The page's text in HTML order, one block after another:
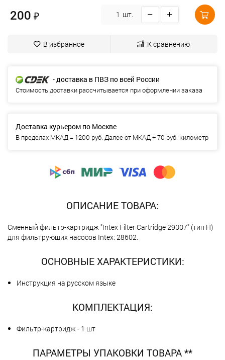
200 ₽ шт.
В избранное К сравнению
- доставка в ПВЗ по всей России
Стоимость доставки рассчитывается при оформлении заказа
Доставка курьером по Москве
В пределах МКАД = 1200 руб. Далее от МКАД + 70 руб. километр
ОПИСАНИЕ ТОВАРА:
Сменный фильтр-картридж "Intex Filter Cartridge 29007" (тип H)
для фильтрующих насосов Intex: 28602.
ОСНОВНЫЕ ХАРАКТЕРИСТИКИ:
Инструкция на русском языке
КОМПЛЕКТАЦИЯ:
Фильтр-картридж - 1 шт
ПАРАМЕТРЫ УПАКОВКИ ТОВАРА **